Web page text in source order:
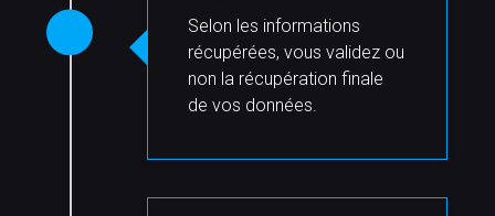
Selon les informations
récupérées, vous validez ou
non la récupération finale
de vos données.